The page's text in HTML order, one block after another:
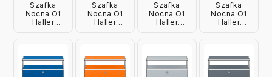
Szafka
Nocna O1
Haller
Szafka
Nocna O1
Haller
Szafka
Nocna O1
Haller
Szafka
Nocna O1
Haller